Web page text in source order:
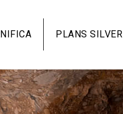
PLANS SILVER